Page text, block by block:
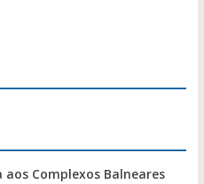
aos Complexos Balneares